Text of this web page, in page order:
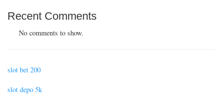
Recent Comments
No comments to show.
slot bet 200
slot depo 5k